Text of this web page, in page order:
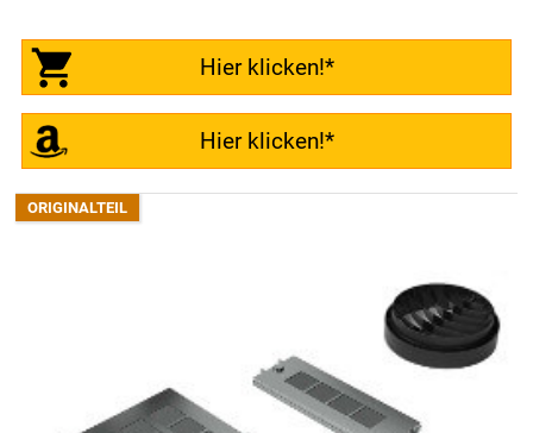
Hier klicken!*
Hier klicken!*